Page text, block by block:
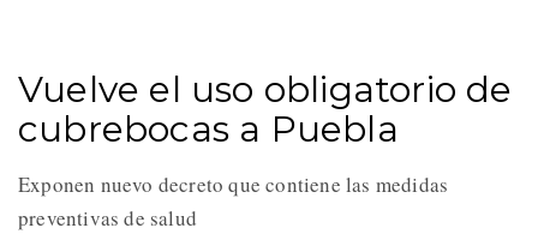
Vuelve el uso obligatorio de
cubrebocas a Puebla
Exponen nuevo decreto que contiene las medidas
preventivas de salud